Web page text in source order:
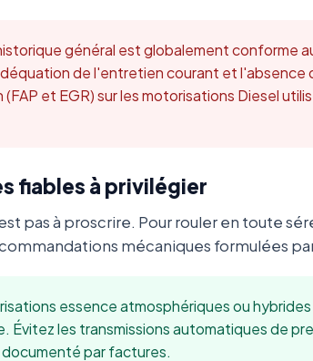
général est globalement conforme
de l'entretien courant et l'absence
et EGR) sur les motorisations Diesel
fiables à privilégier
pas à proscrire. Pour rouler en toute
mécaniques formulées
essence atmosphériques ou hybrides
Évitez les transmissions automatiques de
par factures.